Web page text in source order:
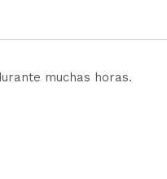
muchas horas.